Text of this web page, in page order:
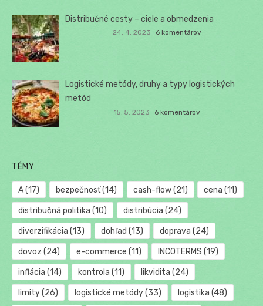
Distribučné cesty – ciele a obmedzenia
24. 4. 2023 6 komentárov
Logistické metódy, druhy a typy logistických
metód
15. 5. 2023 6 komentárov
TÉMY
A(17) bezpečnosť(14) cash-flow(21) cena (11)
distribučná politika (10) distribúcia (24)
diverzifikácia (13) dohľad (13) doprava (24)
dovoz (24) e-commerce (11) INCOTERMS (19)
inflácia (14) kontrola (11) likvidita (24)
limity(26) logistické metódy(33) logistika (48)